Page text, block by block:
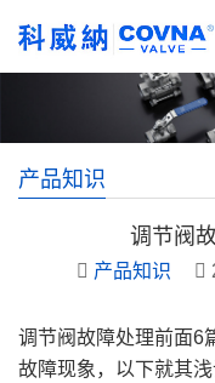
产品知识
调节阀
产品知识
调节阀故障处理前面6
故障现象，以下就其浅